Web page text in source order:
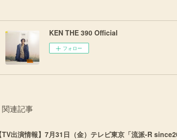
KEN THE 390 Official
フォロー
関連記事
TV出演情報】7月31日（金）テレビ東京「流派-R